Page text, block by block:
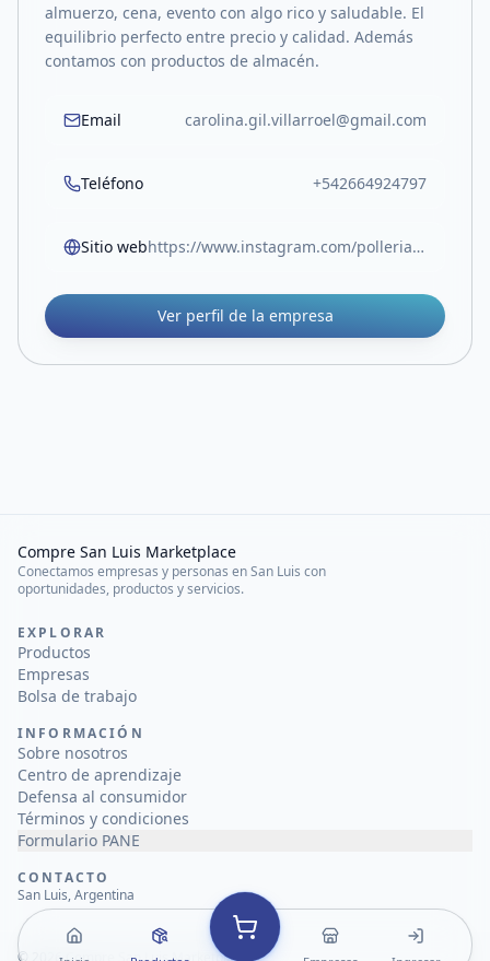
almuerzo, cena, evento con algo rico y saludable. El
equilibrio perfecto entre precio y calidad. Además
contamos con productos de almacén.
Email carolina.gil.villarroel@gmail.com
Teléfono +542664924797
Sitio web https://www.instagram.com/polleria_don_jorge/
Ver perfil de la empresa
Compre San Luis Marketplace
Conectamos empresas y personas en San Luis con
oportunidades, productos y servicios.
EXPLORAR
Productos
Empresas
Bolsa de trabajo
INFORMACIÓN
Sobre nosotros
Centro de aprendizaje
Defensa al consumidor
Términos y condiciones
Formulario PANE
CONTACTO
San Luis, Argentina
© 2026Compre San Luis Marketplace